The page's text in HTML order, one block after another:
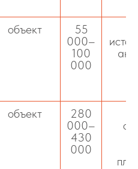
объект
55
000–
100
000
объект
280
000–
430
000